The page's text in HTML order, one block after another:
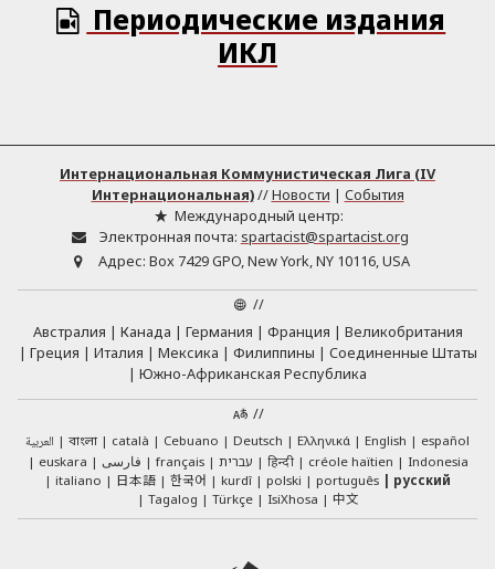
Периодические издания
ИКЛ
Интернациональная Коммунистическая Лига (IV
Интернациональная)//Новости | События
Международный центр:
Электронная почта: spartacist@spartacist.org
Адрес: Box 7429 GPO, New York, NY 10116, USA
//
Австралия
Канада Германия Франция
Великобритания
Греция
Италия Мексика Филиппины
Соединенные Штаты
Южно-Африканская Республика
//
العربية বাংলা català Cebuano Deutsch Ελληνικά English
español
euskara
فارسی français עברית हिन्दी créole haïtien
Indonesia
italiano
日本語 한국어 kurdî polski português
русский
Tagalog
Türkçe IsiXhosa 中文